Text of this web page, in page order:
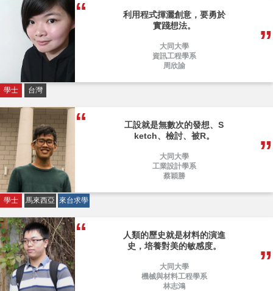
利用程式揮灑創意，要勇於
實踐想法。
大同大學
資訊工程學系
周欣諭
學士 台灣
工設就是無數次的發想、S
ketch、檢討、被R。
大同大學
工業設計學系
蔡穎勝
學士 馬來西亞 來台求學
人類的歷史就是材料的演進
史，培養對美的敏感度。
大同大學
機械與材料工程學系
林志鴻